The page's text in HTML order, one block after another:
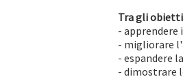
Tra gli
- apprendere
- migliorare
- espandere
- dimostrare